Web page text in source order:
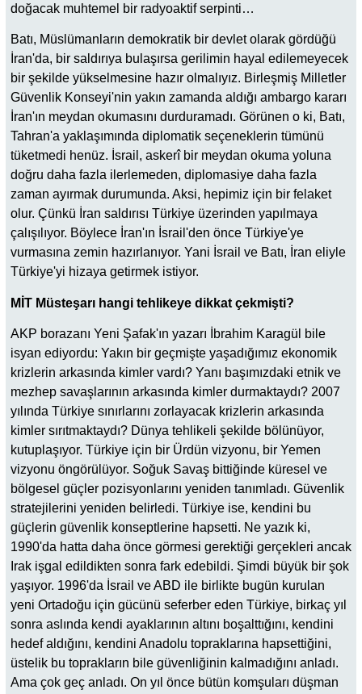
doğacak muhtemel bir radyoaktif serpinti…
Batı, Müslümanların demokratik bir devlet olarak gördüğü
İran'da, bir saldırıya bulaşırsa gerilimin hayal edilemeyecek
bir şekilde yükselmesine hazır olmalıyız. Birleşmiş Milletler
Güvenlik Konseyi'nin yakın zamanda aldığı ambargo kararı
İran'ın meydan okumasını durduramadı. Görünen o ki, Batı,
Tahran'a yaklaşımında diplomatik seçeneklerin tümünü
tüketmedi henüz. İsrail, askerî bir meydan okuma yoluna
doğru daha fazla ilerlemeden, diplomasiye daha fazla
zaman ayırmak durumunda. Aksi, hepimiz için bir felaket
olur. Çünkü İran saldırısı Türkiye üzerinden yapılmaya
çalışılıyor. Böylece İran'ın İsrail'den önce Türkiye'ye
vurmasına zemin hazırlanıyor. Yani İsrail ve Batı, İran eliyle
Türkiye'yi hizaya getirmek istiyor.
MİT Müsteşarı hangi tehlikeye dikkat çekmişti?
AKP borazanı Yeni Şafak'ın yazarı İbrahim Karagül bile
isyan ediyordu: Yakın bir geçmişte yaşadığımız ekonomik
krizlerin arkasında kimler vardı? Yanı başımızdaki etnik ve
mezhep savaşlarının arkasında kimler durmaktaydı? 2007
yılında Türkiye sınırlarını zorlayacak krizlerin arkasında
kimler sırıtmaktaydı? Dünya tehlikeli şekilde bölünüyor,
kutuplaşıyor. Türkiye için bir Ürdün vizyonu, bir Yemen
vizyonu öngörülüyor. Soğuk Savaş bittiğinde küresel ve
bölgesel güçler pozisyonlarını yeniden tanımladı. Güvenlik
stratejilerini yeniden belirledi. Türkiye ise, kendini bu
güçlerin güvenlik konseptlerine hapsetti. Ne yazık ki,
1990'da hatta daha önce görmesi gerektiği gerçekleri ancak
Irak işgal edildikten sonra fark edebildi. Şimdi büyük bir şok
yaşıyor. 1996'da İsrail ve ABD ile birlikte bugün kurulan
yeni Ortadoğu için gücünü seferber eden Türkiye, birkaç yıl
sonra aslında kendi ayaklarının altını boşalttığını, kendini
hedef aldığını, kendini Anadolu topraklarına hapsettiğini,
üstelik bu toprakların bile güvenliğinin kalmadığını anladı.
Ama çok geç anladı. On yıl önce bütün komşuları düşman